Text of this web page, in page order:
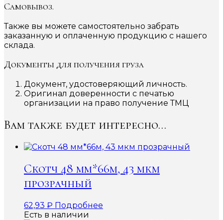
Самовывоз.
Также вы можете самостоятельно забрать
заказанную и оплаченную продукцию с нашего
склада.
Документы для получения груза
Документ, удостоверяющий личность.
Оригинал доверенности с печатью
организации на право получение ТМЦ
Вам также будет интересно…
Скотч 48 мм*66м, 43 мкм
прозрачный
62,93 ₽ Подробнее
Есть в наличии